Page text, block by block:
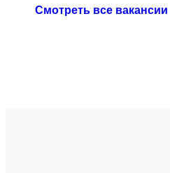
Смотреть все вакансии